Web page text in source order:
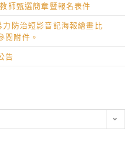
師甄選簡章暨報名表件
防治短影音記海報繪畫比
閱附件。
告